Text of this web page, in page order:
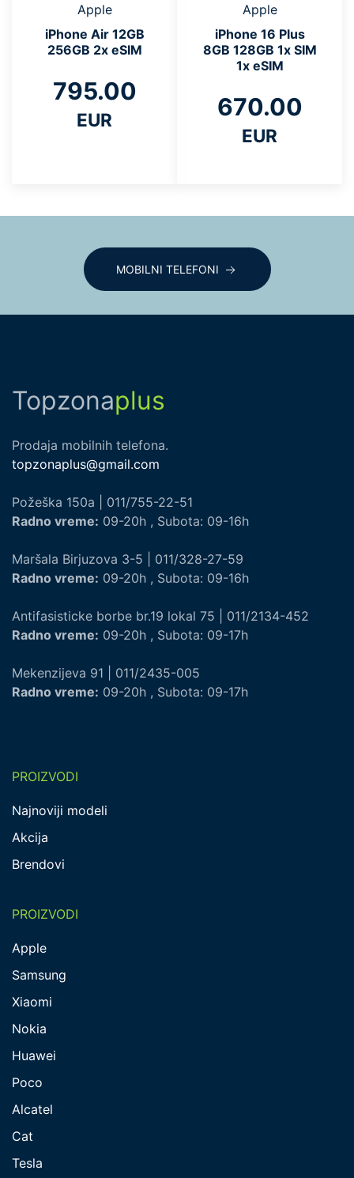
Apple
iPhone Air 12GB
256GB 2x eSIM
795.00
EUR
Apple
iPhone 16 Plus
8GB 128GB 1x SIM
1x eSIM
670.00
EUR
MOBILNI TELEFONI
Topzonaplus
Prodaja mobilnih telefona.
topzonaplus@gmail.com
Požeška 150a | 011/755-22-51
Radno vreme: 09-20h , Subota: 09-16h
Maršala Birjuzova 3-5 | 011/328-27-59
Radno vreme: 09-20h , Subota: 09-16h
Antifasisticke borbe br.19 lokal 75 | 011/2134-452
Radno vreme: 09-20h , Subota: 09-17h
Mekenzijeva 91 | 011/2435-005
Radno vreme: 09-20h , Subota: 09-17h
PROIZVODI
Najnoviji modeli
Akcija
Brendovi
PROIZVODI
Apple
Samsung
Xiaomi
Nokia
Huawei
Poco
Alcatel
Cat
Tesla